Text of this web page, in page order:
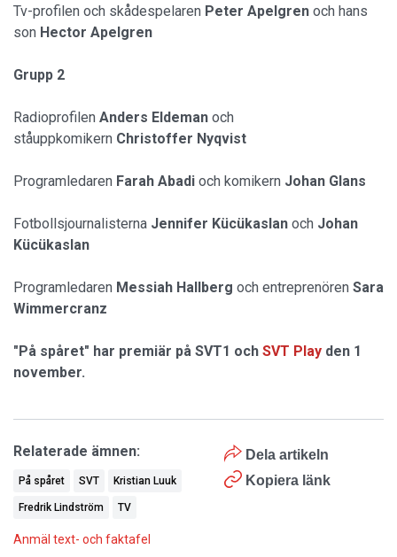
Tv-profilen och skådespelaren Peter Apelgren och hans
son Hector Apelgren
Grupp 2
Radioprofilen Anders Eldeman och
ståuppkomikern Christoffer Nyqvist
Programledaren Farah Abadi och komikern Johan Glans
Fotbollsjournalisterna Jennifer Kücükaslan och Johan
Kücükaslan
Programledaren Messiah Hallberg och entreprenören Sara
Wimmercranz
"På spåret" har premiär på SVT1 och SVT Play den 1
november.
Dela artikeln
Kopiera länk
Relaterade ämnen:
På spåret SVT Kristian Luuk
Fredrik Lindström TV
Anmäl text- och faktafel